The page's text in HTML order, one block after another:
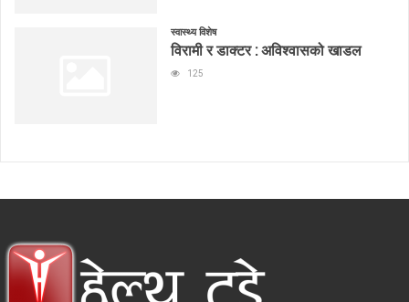
स्वास्थ्य विशेष
विरामी र डाक्टर : अविश्वासको खाडल
125